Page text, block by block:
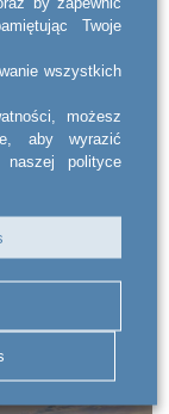
serwisowaniem
jeden z
hangarów
Twoje
wszystkich
możesz
aby wyrazić
naszej polityce